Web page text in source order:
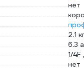
нет
2.1
6.3
1/
нет